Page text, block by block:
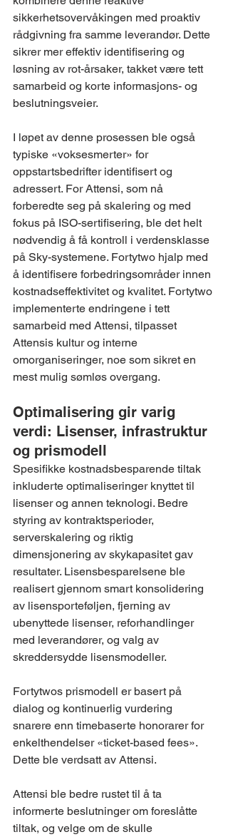
sikkerhetsovervåkingen med proaktiv
rådgivning fra samme leverandør. Dette
sikrer mer effektiv identifisering og
løsning av rot-årsaker, takket være tett
samarbeid og korte informasjons- og
beslutningsveier.
I løpet av denne prosessen ble også
typiske «voksesmerter» for
oppstartsbedrifter identifisert og
adressert. For Attensi, som nå
forberedte seg på skalering og med
fokus på ISO-sertifisering, ble det helt
nødvendig å få kontroll i verdensklasse
på Sky-systemene. Fortytwo hjalp med
å identifisere forbedringsområder innen
kostnadseffektivitet og kvalitet. Fortytwo
implementerte endringene i tett
samarbeid med Attensi, tilpasset
Attensis kultur og interne
omorganiseringer, noe som sikret en
mest mulig sømløs overgang.
Optimalisering gir varig
verdi: Lisenser, infrastruktur
og prismodell
Spesifikke kostnadsbesparende tiltak
inkluderte optimaliseringer knyttet til
lisenser og annen teknologi. Bedre
styring av kontraktsperioder,
serverskalering og riktig
dimensjonering av skykapasitet gav
resultater. Lisensbesparelsene ble
realisert gjennom smart konsolidering
av lisensporteføljen, fjerning av
ubenyttede lisenser, reforhandlinger
med leverandører, og valg av
skreddersydde lisensmodeller.
Fortytwos prismodell er basert på
dialog og kontinuerlig vurdering
snarere enn timebaserte honorarer for
enkelthendelser «ticket-based fees».
Dette ble verdsatt av Attensi.
Attensi ble bedre rustet til å ta
informerte beslutninger om foreslåtte
tiltak, og velge om de skulle